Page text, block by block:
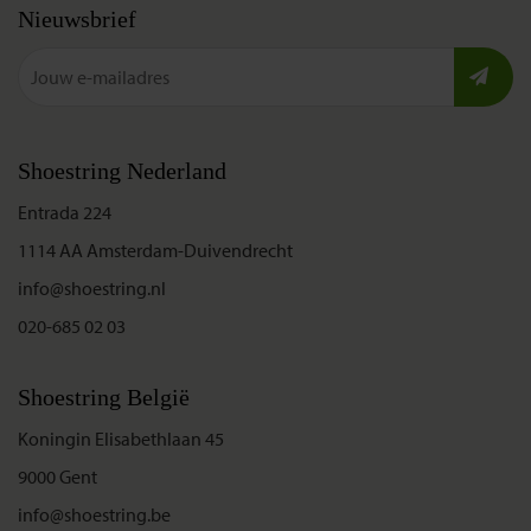
Nieuwsbrief
Shoestring Nederland
Entrada 224
1114 AA Amsterdam-Duivendrecht
info@shoestring.nl
020-685 02 03
Shoestring België
Koningin Elisabethlaan 45
9000 Gent
info@shoestring.be